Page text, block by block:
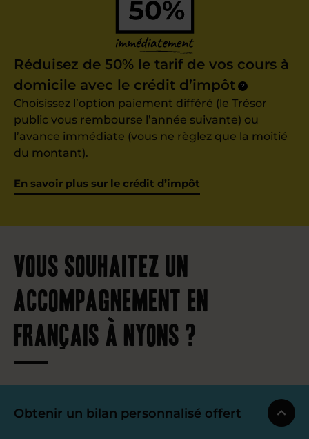
Réduisez de 50% le tarif de vos cours à
domicile avec le crédit d’impôt
?
Choisissez l’option paiement différé (le Trésor
public vous rembourse l’année suivante) ou
l’avance immédiate (vous ne règlez que la moitié
du montant).
En savoir plus sur le crédit d’impôt
Vous souhaitez un
accompagnement en
français à Nyons ?
Obtenir un bilan personnalisé offert